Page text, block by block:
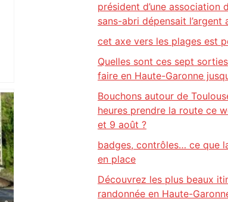
président d’une association
sans-abri dépensait l’argent
cet axe vers les plages est
Quelles sont ces sept
faire en Haute-Garonne
Bouchons autour de
heures prendre la route ce
et 9 août ?
badges, contrôles… ce que
en place
Découvrez les plus beaux
randonnée en Haute-